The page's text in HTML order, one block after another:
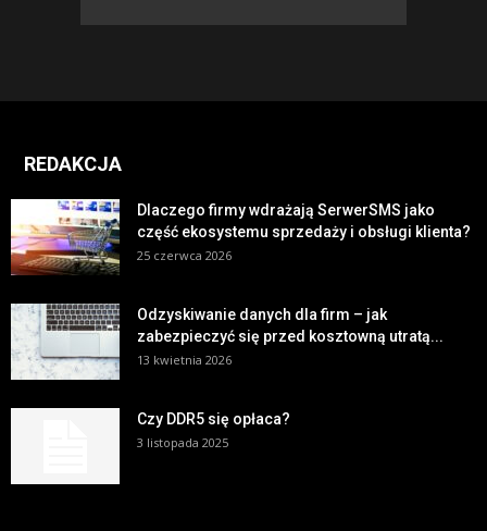
REDAKCJA
Dlaczego firmy wdrażają SerwerSMS jako
część ekosystemu sprzedaży i obsługi klienta?
25 czerwca 2026
Odzyskiwanie danych dla firm – jak
zabezpieczyć się przed kosztowną utratą...
13 kwietnia 2026
Czy DDR5 się opłaca?
3 listopada 2025